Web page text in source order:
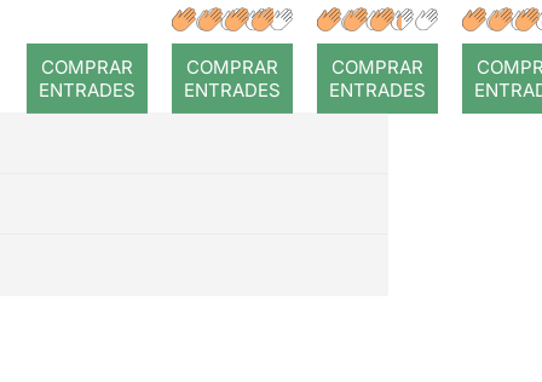
COMPRAR
ENTRADES
a temps
COMPRAR
ENTRADES
r: Temps
COMPRAR
ENTRADES
: